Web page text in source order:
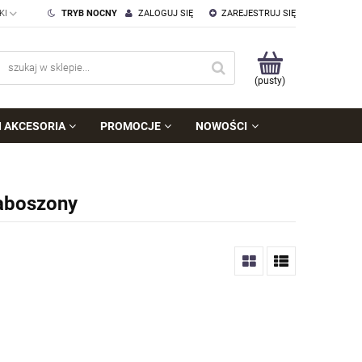
ZAREJESTRUJ SIĘ
ZALOGUJ SIĘ
TRYB NOCNY
(pusty)
AKCESORIA PROMOCJE NOWOŚCI